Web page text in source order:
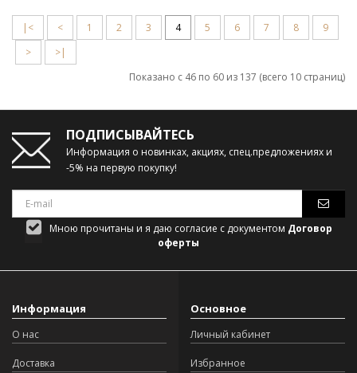
|< < 1 2 3 4 5 6 7 8
9
>
>|
Показано с 46 по 60 из 137 (всего 10 страниц)
ПОДПИСЫВАЙТЕСЬ
Информация о новинках, акциях, спец.предложениях и
-5% на первую покупку!
Мною прочитаны и я даю согласие с документом Договор
оферты
Информация
О нас
Доставка
Основное
Личный кабинет
Избранное